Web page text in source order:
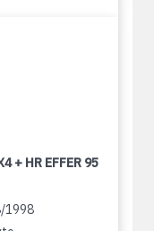
+ HR EFFER 95
1998